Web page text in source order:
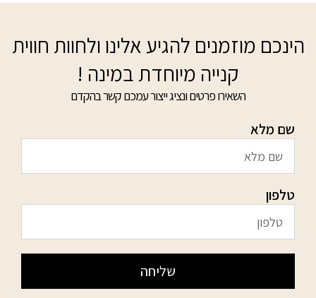
הינכם מוזמנים להגיע אלינו ולחוות חווית
קנייה מיוחדת במינה !
השאירו פרטים ונציג ייצור עמכם קשר בהקדם
שם מלא
טלפון
שליחה